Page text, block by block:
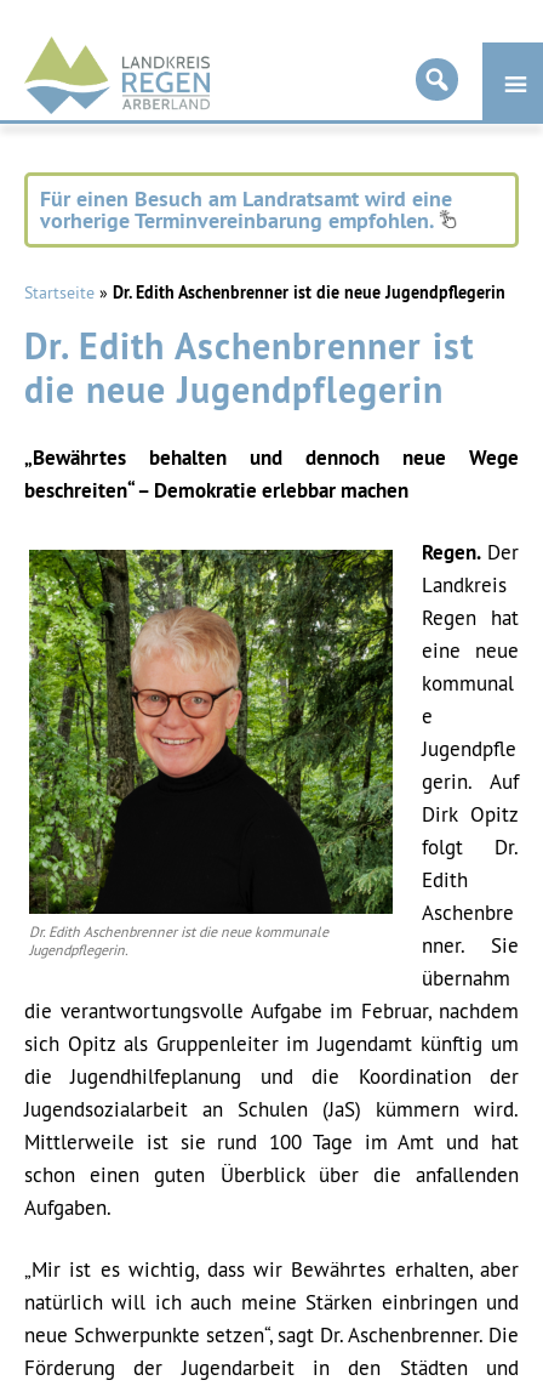
Landkreis
Regen
Für einen Besuch am Landratsamt wird eine
vorherige Terminvereinbarung empfohlen.
Startseite » Dr. Edith Aschenbrenner ist die neue Jugendpflegerin
Dr. Edith Aschenbrenner ist
die neue Jugendpflegerin
„Bewährtes behalten und dennoch neue Wege
beschreiten“ – Demokratie erlebbar machen
Dr. Edith Aschenbrenner ist die neue kommunale
Jugendpflegerin.
Regen. Der
Landkreis
Regen hat
eine neue
kommunal
e
Jugendpfle
gerin. Auf
Dirk Opitz
folgt Dr.
Edith
Aschenbre
nner. Sie
übernahm
die verantwortungsvolle Aufgabe im Februar, nachdem
sich Opitz als Gruppenleiter im Jugendamt künftig um
die Jugendhilfeplanung und die Koordination der
Jugendsozialarbeit an Schulen (JaS) kümmern wird.
Mittlerweile ist sie rund 100 Tage im Amt und hat
schon einen guten Überblick über die anfallenden
Aufgaben.
„Mir ist es wichtig, dass wir Bewährtes erhalten, aber
natürlich will ich auch meine Stärken einbringen und
neue Schwerpunkte setzen“, sagt Dr. Aschenbrenner. Die
Förderung der Jugendarbeit in den Städten und